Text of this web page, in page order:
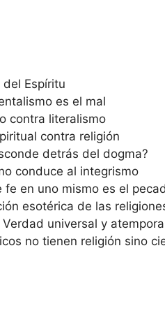
del Espíritu
es el mal
contra literalismo
contra religión
detrás del dogma?
conduce al integrismo
fe en uno mismo es el
esotérica de las
Verdad universal y
no tienen religión sino